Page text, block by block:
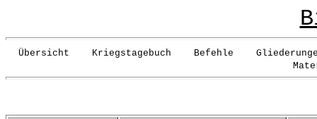
Übersicht Kriegstagebuch Befehle